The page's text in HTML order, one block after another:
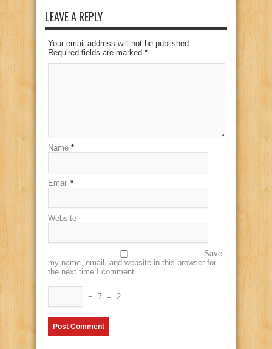
LEAVE A REPLY
Your email address will not be published.
Required fields are marked *
Name *
Email *
Website
Save
my name, email, and website in this browser for
the next time I comment.
− 7 = 2